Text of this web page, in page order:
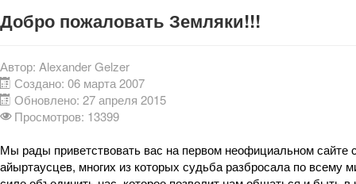
Добро пожаловать Земляки!!!
Автор: Alexander Gelzer
Создано: 06 марта 2007
Обновлено: 27 апреля 2015
Просмотров: 13399
Мы рады приветствовать вас на первом неофициальном
айыртаусцев, многих из которых судьба разбросала по всему